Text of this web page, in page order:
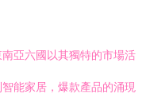
亞六國以其獨特的市場活
能家居，爆款產品的涌現